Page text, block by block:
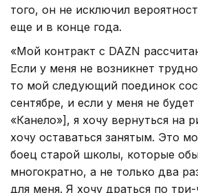
того, он не исключил
еще и в конце года.
«Мой контракт с DAZN
Если у меня не возникнет
то мой следующий поединок
сентябре, и если у меня не
«Канело»], я хочу вернуться на
хочу оставаться занятым. Это
боец старой школы, которые
многократно, а не только два
для меня. Я хочу драться по